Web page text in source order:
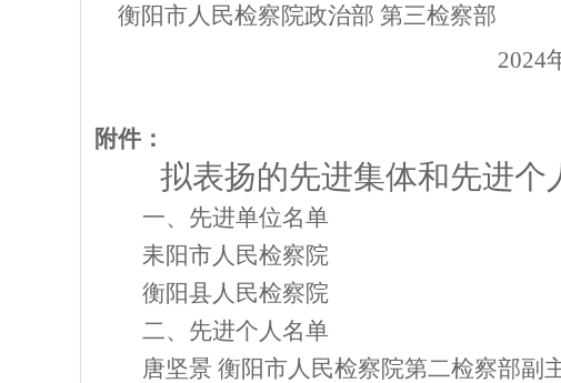
衡阳市人民检察院政治部 第三检察部
2024
附件：
拟表扬的先进集体和先进个
一、 先进单位名单
耒阳市人民检察院
衡阳县人民检察院
二、 先进个人名单
唐坚景 衡阳市人民检察院第二检察部副